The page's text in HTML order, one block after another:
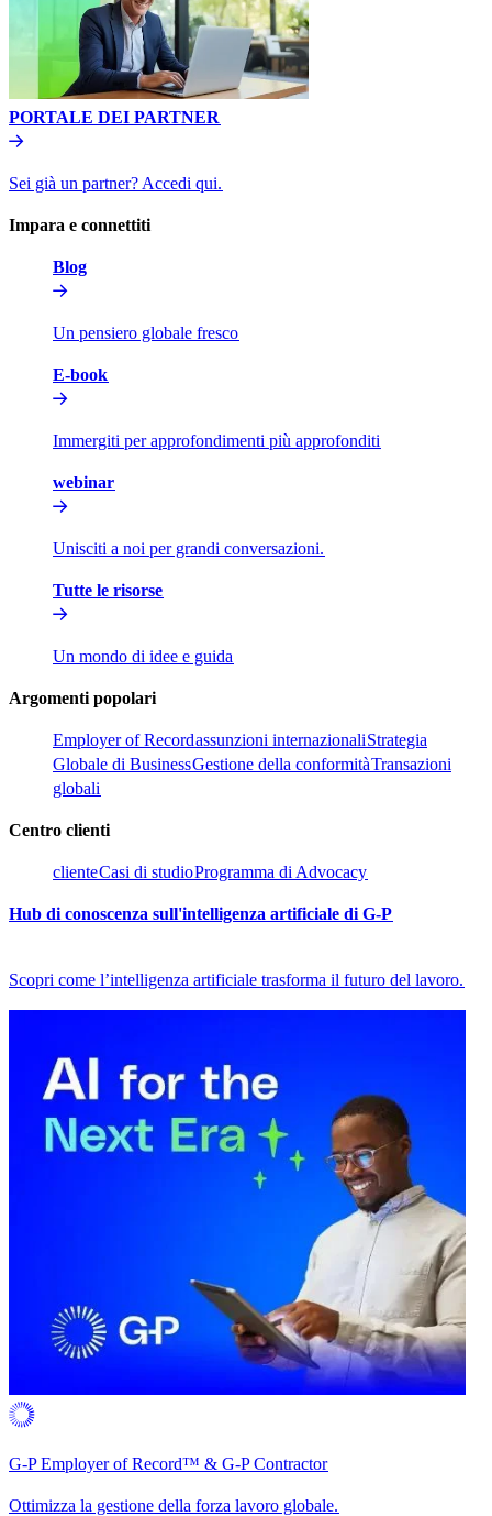
PORTALE DEI PARTNER​​
Sei già un partner? Accedi qui.​​
Impara e connettiti​​
Blog​​
Un pensiero globale fresco​​
E-book​​
Immergiti per approfondimenti più approfonditi​​
webinar​​
Unisciti a noi per grandi conversazioni.​​
Tutte le risorse​​
Un mondo di idee e guida​​
Argomenti popolari​​
Employer of Record​​assunzioni internazionali​​Strategia
Globale di Business​​Gestione della conformità​​Transazioni
globali​​
Centro clienti​​
cliente​​Casi di studio​​Programma di Advocacy​​
Hub di conoscenza sull'intelligenza artificiale di G-P​​
Scopri come l’intelligenza artificiale trasforma il futuro del lavoro.​​
G-P Employer of Record™ & G-P Contractor​​
Ottimizza la gestione della forza lavoro globale.​​